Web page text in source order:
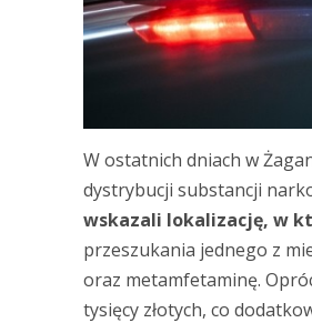
W ostatnich dniach w
dystrybucji substancji
wskazali lokalizację, w
przeszukania jednego z
oraz metamfetaminę.
tysięcy złotych, co